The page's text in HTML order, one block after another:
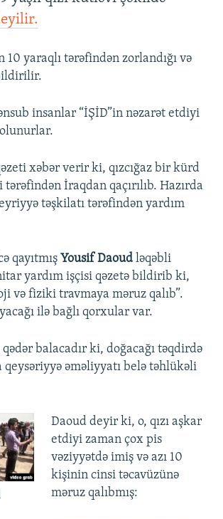
10 yaraqlı tərəfindən zorlandığı və
insanlar “İŞİD”in nəzarət etdiyi
xəbər verir ki, qızcığaz bir kürd
İraqdan qaçırılıb. Hazırda
təşkilatı tərəfindən yardım
qayıtmış Yousif Daoud ləqəbli
yardım işçisi qəzetə bildirib ki,
və fiziki travmaya məruz qalıb”.
ilə bağlı qorxular var.
balacadır ki, doğacağı təqdirdə
qeysəriyyə əməliyyatı belə təhlükəli
Daoud deyir ki, o, qızı aşkar
etdiyi zaman çox pis
vəziyyətdə imiş və azı 10
kişinin cinsi təcavüzünə
məruz qalıbmış: